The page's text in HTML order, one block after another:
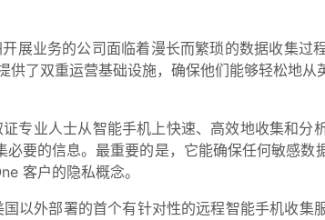
展业务的公司面临着漫长而繁琐的数据收集过
供了双重运营基础设施，确保他们能够轻松地
专业人士从智能手机上快速、高效地收集和分
要的信息。最重要的是，它能确保任何敏感数
客户的隐私概念。
以外部署的首个有针对性的远程智能手机收集